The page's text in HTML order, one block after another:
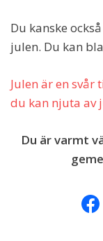
Du kanske
julen. Du kan
Julen är en
du kan njuta av
Du är varmt